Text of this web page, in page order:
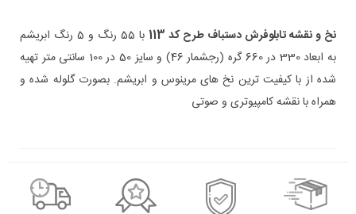
نخ و نقشه تابلوفرش دستباف طرح کد 113
با 55 رنگ و 5 رنگ ابریشم
به ابعاد 330 در 660 گره (رجشمار 46) و سایز 50 در 100 سانتی متر تهیه
شده از با کیفیت ترین نخ های مرینوس و ابریشم. بصورت گلوله شده و
همراه با نقشه کامپیوتری و صوتی